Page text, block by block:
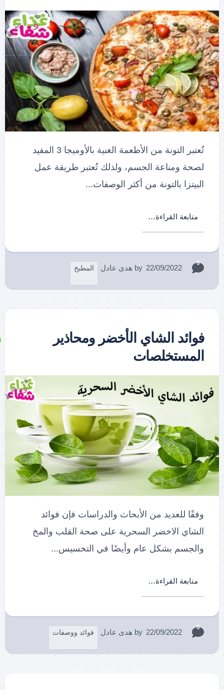
تُعتبر التونة من الأطعمة الغنية بالأوميجا 3 المفيد
لصحة ومناعة الجسم، ولذلك تُعتبر طريقة عمل
البيتزا بالتونة من أكثر الوصفات...
متابعة القراءة…
22/09/2022
by هدى عادل المطبخ
0
فوائد الشاي الأخضر ومحاذير
المستخلصات
وفقًا للعديد من الأبحاث والدراسات فإن فوائد
الشاي الاخضر السحرية على صحة القلب والمخ
والجسم بشكل عام وأيضًا في التخسيس...
متابعة القراءة…
22/09/2022
by هدى عادل فوائد ووصفات
0